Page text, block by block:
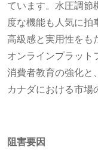
ています。水圧調節
度な機能も人気に拍
高級感と実用性をも
オンラインプラット
消費者教育の強化と
カナダにおける市場
阻害要因